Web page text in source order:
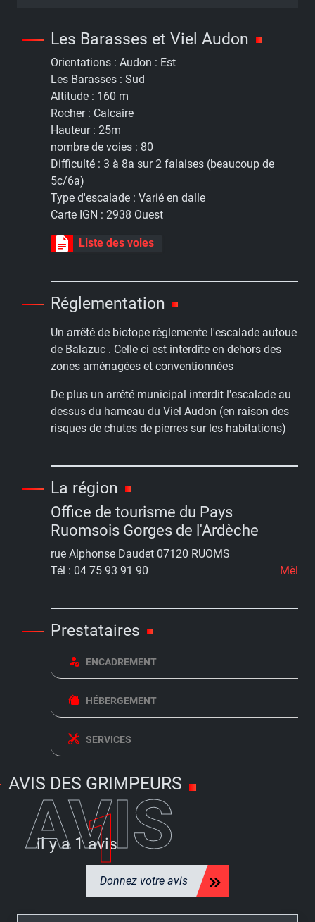
Les Barasses et Viel Audon
Orientations : Audon : Est
Les Barasses : Sud
Altitude : 160 m
Rocher : Calcaire
Hauteur : 25m
nombre de voies : 80
Difficulté : 3 à 8a sur 2 falaises (beaucoup de
5c/6a)
Type d'escalade : Varié en dalle
Carte IGN : 2938 Ouest
Liste des voies
Réglementation
Un arrêté de biotope règlemente l'escalade autoue
de Balazuc . Celle ci est interdite en dehors des
zones aménagées et conventionnées
De plus un arrêté municipal interdit l'escalade au
dessus du hameau du Viel Audon (en raison des
risques de chutes de pierres sur les habitations)
La région
Office de tourisme du Pays
Ruomsois Gorges de l'Ardèche
rue Alphonse Daudet 07120 RUOMS
Tél : 04 75 93 91 90
Mèl
Prestataires
ENCADREMENT
HÉBERGEMENT
SERVICES
AVIS DES GRIMPEURS
AVIS
il y a 1
1 avis
Donnez votre avis